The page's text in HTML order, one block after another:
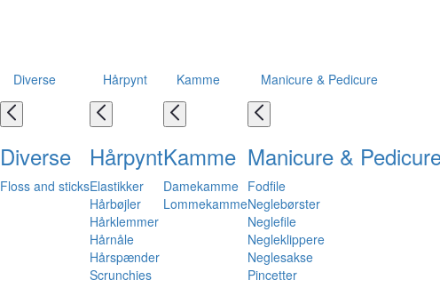
Diverse
Diverse
Floss and sticks
Hårpynt
Hårpynt
Elastikker
Hårbøjler
Hårklemmer
Hårnåle
Hårspænder
Scrunchies
Kamme
Kamme
Damekamme
Lommekamme
Manicure & Pedicure
Manicure &
Fodfile
Neglebørster
Neglefile
Negleklippere
Neglesakse
Pincetter